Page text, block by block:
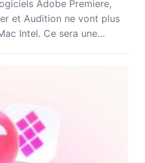
Adobe Premiere,
et Audition ne vont plus
Intel. Ce sera une…